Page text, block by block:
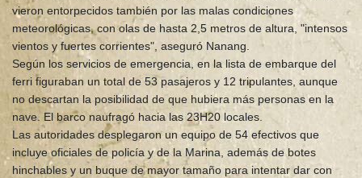
vieron entorpecidos también por las malas condiciones
meteorológicas, con olas de hasta 2,5 metros de altura, "intensos
vientos y fuertes corrientes", aseguró Nanang.
Según los servicios de emergencia, en la lista de embarque del
ferri figuraban un total de 53 pasajeros y 12 tripulantes, aunque
no descartan la posibilidad de que hubiera más personas en la
nave. El barco naufragó hacia las 23H20 locales.
Las autoridades desplegaron un equipo de 54 efectivos que
incluye oficiales de policía y de la Marina, además de botes
hinchables y un buque de mayor tamaño para intentar dar con